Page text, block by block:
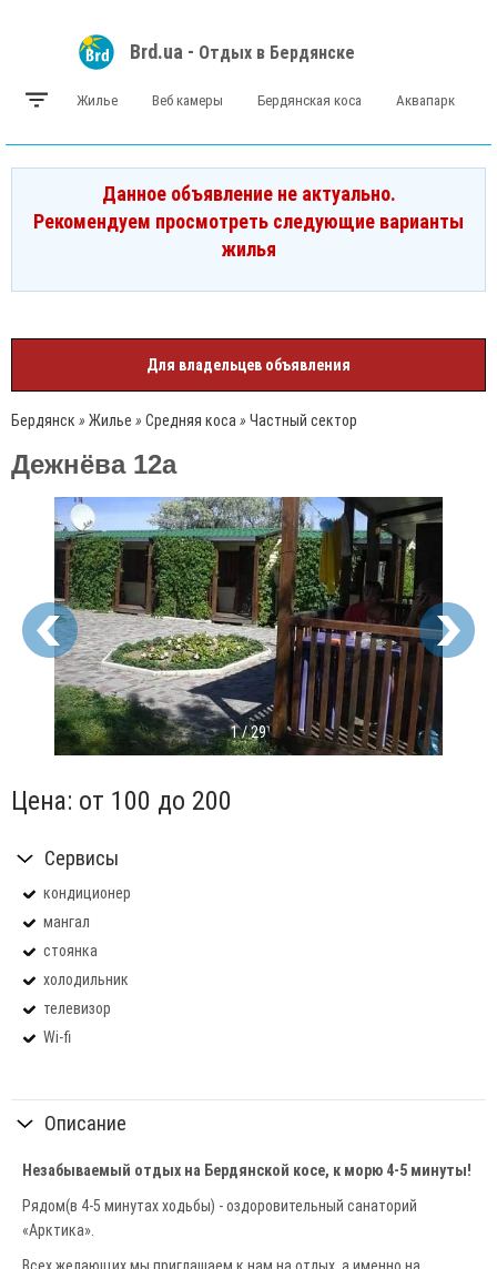
Brd.ua - Отдых в Бердянске
Жилье Веб камеры Бердянская коса Аквапарк
Данное объявление не актуально.
Рекомендуем просмотреть следующие варианты
жилья
Для владельцев объявления
Бердянск » Жилье » Средняя коса » Частный сектор
Дежнёва 12а
1/29
Цена: от 100 до 200
Сервисы
кондиционер
мангал
стоянка
холодильник
телевизор
Wi-fi
Описание
Незабываемый отдых на Бердянской косе, к морю 4-5 минуты!
Рядом(в 4-5 минутах ходьбы) - оздоровительный санаторий
«Арктика».